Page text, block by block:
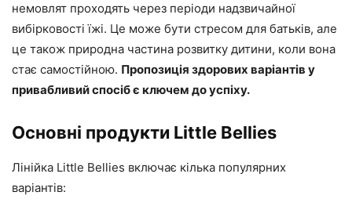
немовлят проходять через періоди надзвичайної
вибірковості їжі. Це може бути стресом для батьків, але
це також природна частина розвитку дитини, коли вона
стає самостійною. Пропозиція здорових варіантів у
привабливий спосіб є ключем до успіху.
Основні продукти Little Bellies
Лінійка Little Bellies включає кілька популярних
варіантів: